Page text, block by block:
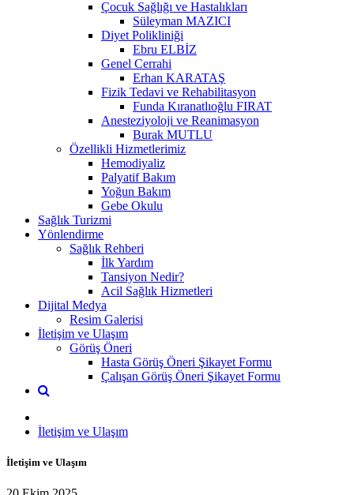
Çocuk Sağlığı ve Hastalıkları
Süleyman MAZICI
Diyet Polikliniği
Ebru ELBİZ
Genel Cerrahi
Erhan KARATAŞ
Fizik Tedavi ve Rehabilitasyon
Funda Kıranatlıoğlu FIRAT
Anesteziyoloji ve Reanimasyon
Burak MUTLU
Özellikli Hizmetlerimiz
Hemodiyaliz
Palyatif Bakım
Yoğun Bakım
Gebe Okulu
Sağlık Turizmi
Yönlendirme
Sağlık Rehberi
İlk Yardım
Tansiyon Nedir?
Acil Sağlık Hizmetleri
Dijital Medya
Resim Galerisi
İletişim ve Ulaşım
Görüş Öneri
Hasta Görüş Öneri Şikayet Formu
Çalışan Görüş Öneri Şikayet Formu
İletişim ve Ulaşım
İletişim ve Ulaşım